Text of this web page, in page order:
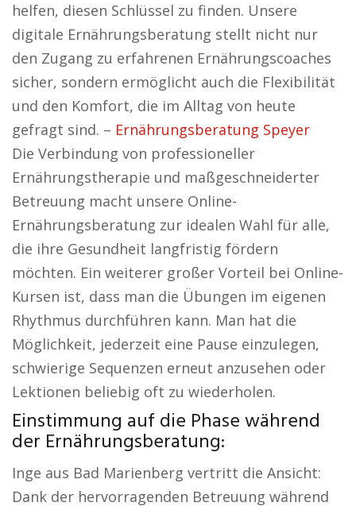
helfen, diesen Schlüssel zu finden. Unsere
digitale Ernährungsberatung stellt nicht nur
den Zugang zu erfahrenen Ernährungscoaches
sicher, sondern ermöglicht auch die Flexibilität
und den Komfort, die im Alltag von heute
gefragt sind. – Ernährungsberatung Speyer
Die Verbindung von professioneller
Ernährungstherapie und maßgeschneiderter
Betreuung macht unsere Online-
Ernährungsberatung zur idealen Wahl für alle,
die ihre Gesundheit langfristig fördern
möchten. Ein weiterer großer Vorteil bei Online-
Kursen ist, dass man die Übungen im eigenen
Rhythmus durchführen kann. Man hat die
Möglichkeit, jederzeit eine Pause einzulegen,
schwierige Sequenzen erneut anzusehen oder
Lektionen beliebig oft zu wiederholen.
Einstimmung auf die Phase während
der Ernährungsberatung:
Inge aus Bad Marienberg vertritt die Ansicht:
Dank der hervorragenden Betreuung während